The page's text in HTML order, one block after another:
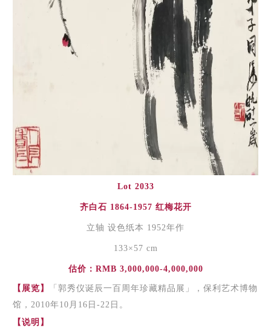
Lot 2033
齐白石 1864-1957 红梅花开
立轴 设色纸本 1952年作
133×57 cm
估价：RMB 3,000,000-4,000,000
【展览】
「郭秀仪诞辰一百周年珍藏精品展」，保利艺术博物
馆，2010年10月16日-22日。
【说明】